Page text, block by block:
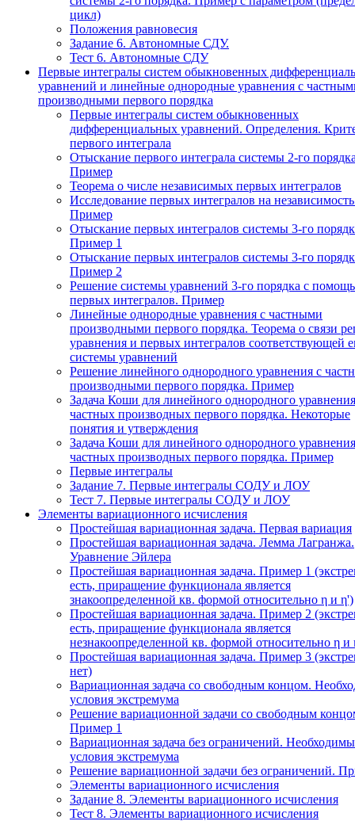
цикл)
Положения равновесия
Задание 6. Автономные СДУ.
Тест 6. Автономные СДУ
Первые интегралы систем обыкновенных
уравнений и линейные однородные уравнения с
производными первого порядка
Первые интегралы систем обыкновенных
дифференциальных уравнений. Определения.
первого интеграла
Отыскание первого интеграла системы 2-го
Пример
Теорема о числе независимых первых интегралов
Исследование первых интегралов на
Пример
Отыскание первых интегралов системы 3-го
Пример 1
Отыскание первых интегралов системы 3-го
Пример 2
Решение системы уравнений 3-го порядка с
первых интегралов. Пример
Линейные однородные уравнения с частными
производными первого порядка. Теорема о связи
уравнения и первых интегралов соответствующей
системы уравнений
Решение линейного однородного уравнения с
производными первого порядка. Пример
Задача Коши для линейного однородного
частных производных первого порядка. Некоторые
понятия и утверждения
Задача Коши для линейного однородного
частных производных первого порядка. Пример
Первые интегралы
Задание 7. Первые интегралы СОДУ и ЛОУ
Тест 7. Первые интегралы СОДУ и ЛОУ
Элементы вариационного исчисления
Простейшая вариационная задача. Первая вариация
Простейшая вариационная задача. Лемма Лагранжа.
Уравнение Эйлера
Простейшая вариационная задача. Пример 1
есть, приращение функционала является
знакоопределенной кв. формой относительно η и η')
Простейшая вариационная задача. Пример 2
есть, приращение функционала является
незнакоопределенной кв. формой относительно η и
Простейшая вариационная задача. Пример 3
нет)
Вариационная задача со свободным концом.
условия экстремума
Решение вариационной задачи со свободным
Пример 1
Вариационная задача без ограничений.
условия экстремума
Решение вариационной задачи без ограничений.
Элементы вариационного исчисления
Задание 8. Элементы вариационного исчисления
Тест 8. Элементы вариационного исчисления